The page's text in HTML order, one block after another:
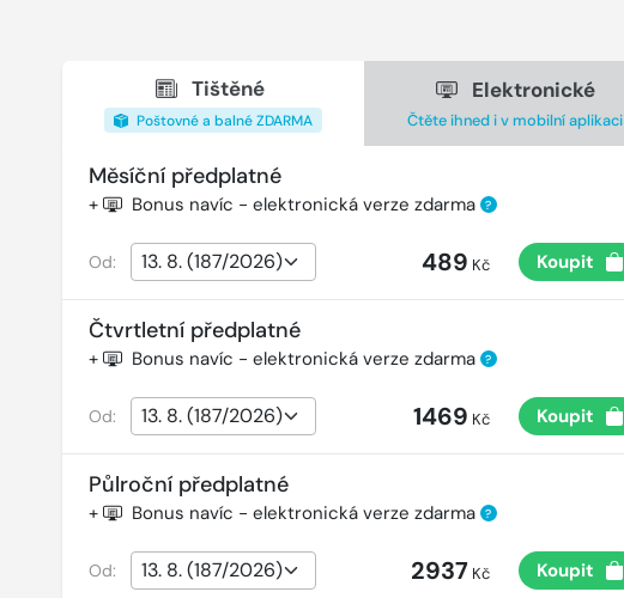
Tištěné
Poštovné a balné ZDARMA
Elektronické
Čtěte ihned i v mobilní aplikaci
Měsíční předplatné
+ Bonus navíc - elektronická verze zdarma ?
Od: 489 Kč Koupit
Čtvrtletní předplatné
+ Bonus navíc - elektronická verze zdarma ?
Od: 1469 Kč Koupit
Půlroční předplatné
+ Bonus navíc - elektronická verze zdarma ?
Od: 2937 Kč Koupit